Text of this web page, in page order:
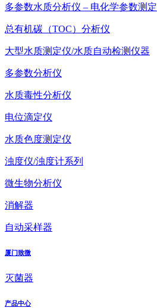
多参数水质分析仪 – 电化学参数测定
总有机碳（TOC）分析仪
大型水质测定仪/水质自动检测仪器
多参数分析仪
水质毒性分析仪
电位滴定仪
水质色度测定仪
浊度仪/浊度计系列
微生物分析仪
消解器
自动采样器
厦门致微
灭菌器
产品中心